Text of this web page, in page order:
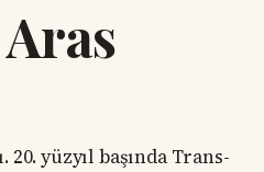
yüzyıl başında Trans-